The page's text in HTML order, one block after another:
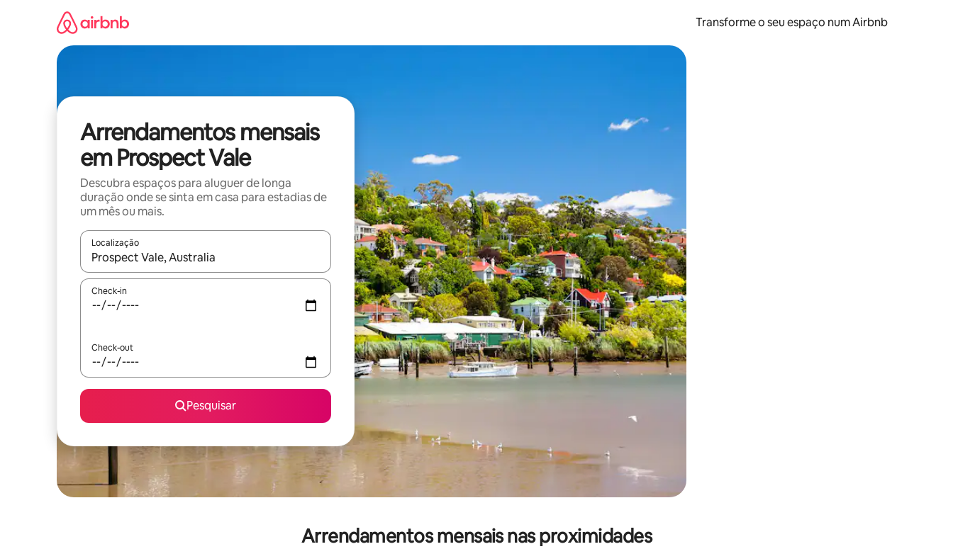
Transforme o seu espaço num Airbnb
Arrendamentos mensais
em Prospect Vale
Descubra espaços para aluguer de longa
duração onde se sinta em casa para estadias de
um mês ou mais.
Localização
Quando os resultados estiverem disponíveis, navegue com as teclas de seta para cima e para baixo ou explore com gestos de toque ou deslize.
Check-in
Check-out
Pesquisar
Arrendamentos mensais nas proximidades